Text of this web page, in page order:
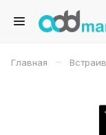
Главная –